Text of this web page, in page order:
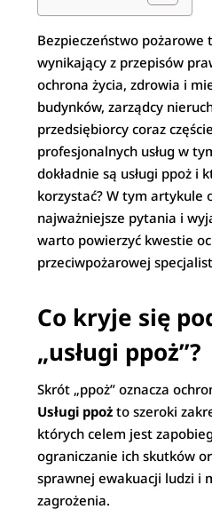
Bezpieczeństwo
wynikający z przepisów
ochrona życia, zdrowia i
budynków, zarządcy
przedsiębiorcy coraz
profesjonalnych usług w
dokładnie są usługi ppoż i
korzystać? W tym artykule
najważniejsze pytania i
warto powierzyć kwestie
przeciwpożarowej
Co kryje się
„usługi ppoż”?
Skrót „ppoż” oznacza
Usługi ppoż to szeroki
których celem jest
ograniczanie ich skutków
sprawnej ewakuacji ludzi i
zagrożenia.